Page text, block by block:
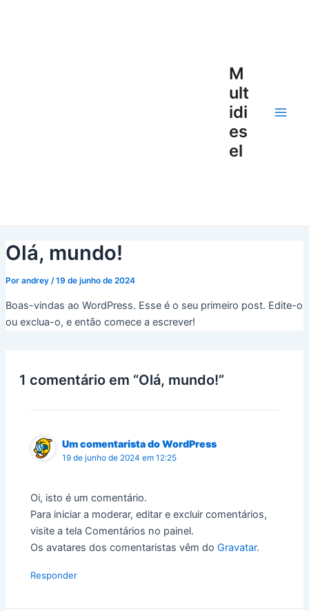
M
ult
idi
es
el
Olá, mundo!
Por andrey /19 de junho de 2024
Boas-vindas ao WordPress. Esse é o seu primeiro post. Edite-o
ou exclua-o, e então comece a escrever!
1 comentário em “Olá, mundo!”
Um comentarista do WordPress
19 de junho de 2024 em 12:25
Oi, isto é um comentário.
Para iniciar a moderar, editar e excluir comentários,
visite a tela Comentários no painel.
Os avatares dos comentaristas vêm doGravatar.
Responder